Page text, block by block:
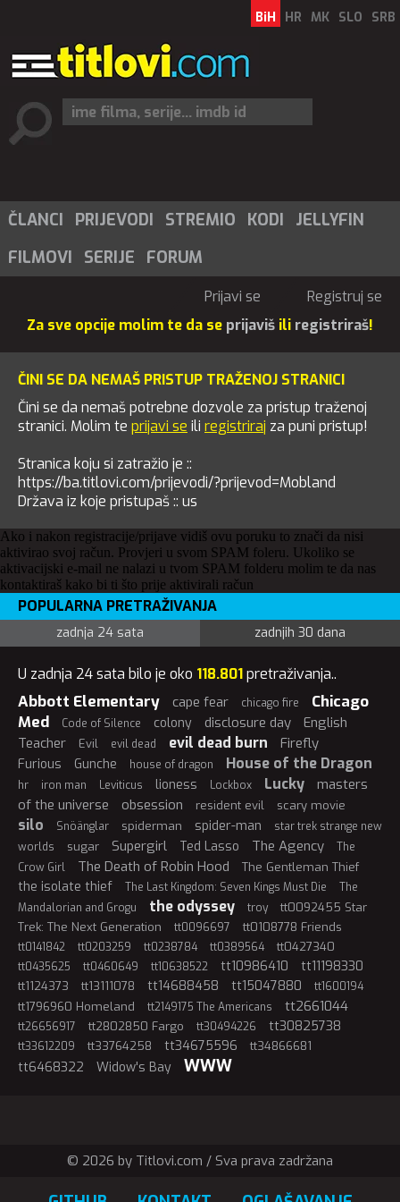
BiH HR MK SLO SRB
ČLANCI PRIJEVODI STREMIO KODI
JELLYFIN
FILMOVI
SERIJE FORUM
Prijavi se
Registruj se
Za sve opcije molim te da se prijaviš ili registriraš!
ČINI SE DA NEMAŠ PRISTUP TRAŽENOJ STRANICI
Čini se da nemaš potrebne dozvole za pristup traženoj
stranici. Molim te prijavi se ili registriraj za puni pristup!
Stranica koju si zatražio je ::
https://ba.titlovi.com/prijevodi/?prijevod=Mobland
Država iz koje pristupaš :: us
Ako i nakon registracije/prijave vidiš ovu poruku to znači da nisi
aktivirao svoj račun. Provjeri u svom SPAM foleru. Ukoliko se
aktivacijski e-mail ne nalazi u tvom SPAM folderu molim te da nas
kontaktiraš kako bi ti što prije aktivirali račun
POPULARNA PRETRAŽIVANJA
zadnja 24 sata zadnjih 30 dana
U zadnja 24 sata bilo je oko 118.801pretraživanja..
Abbott Elementary cape fear chicago fire
Chicago
Med
Code of Silence colony disclosure day
English
Teacher
Evil evil dead evil dead burn Firefly
Furious Gunche house of dragon House of the Dragon
hr iron man Leviticus lioness Lockbox Lucky
masters
of the universe
obsession resident evil scary movie
silo Snöänglar spiderman spider-man
star trek strange new
worlds
sugar Supergirl Ted Lasso The Agency
The
Crow Girl
The Death of Robin Hood The Gentleman Thief
the isolate thief The Last Kingdom: Seven Kings Must Die
The
Mandalorian and Grogu
the odyssey troy
tt0092455 Star
Trek: The Next Generation
tt0096697 tt0108778 Friends
tt0141842 tt0203259 tt0238784 tt0389564 tt0427340
tt0435625 tt0460649 tt10638522 tt10986410 tt11198330
tt1124373 tt13111078 tt14688458 tt15047880 tt1600194
tt1796960 Homeland tt2149175 The Americans tt2661044
tt26656917 tt2802850 Fargo tt30494226 tt30825738
tt33612209 tt33764258 tt34675596 tt34866681
tt6468322 Widow's Bay WWW
© 2026 by Titlovi.com / Sva prava zadržana